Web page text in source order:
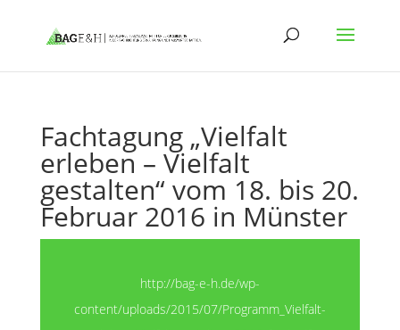
Fachtagung „Vielfalt
erleben – Vielfalt
gestalten“ vom 18. bis 20.
Februar 2016 in Münster
http://bag-e-h.de/wp-
content/uploads/2015/07/Programm_Vielfalt-